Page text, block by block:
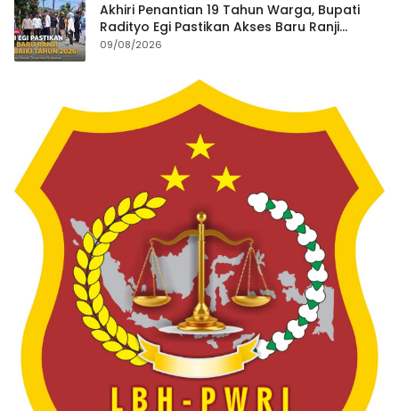
Akhiri Penantian 19 Tahun Warga, Bupati
Radityo Egi Pastikan Akses Baru Ranji
Diperbaiki Tahun Ini
09/08/2026